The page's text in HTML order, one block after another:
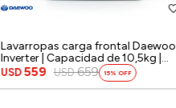
Lavarropas carga frontal Daewoo
Inverter | Capacidad de 10,5kg |
Color silver
USD 559 USD 659 15